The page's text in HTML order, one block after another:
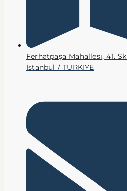
Ferhatpaşa Mahallesi, 41.
İstanbul / TÜRKİYE